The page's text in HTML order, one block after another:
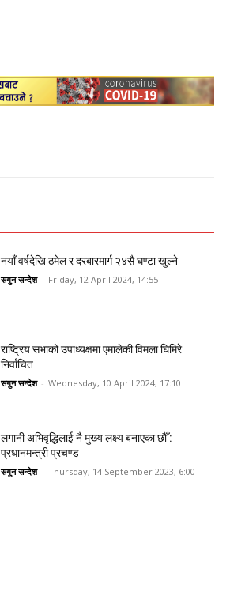
नयाँ वर्षदेखि ठमेल र दरबारमार्ग २४सै घण्टा खुल्ने
सगुन सन्देश - Friday, 12 April 2024, 14:55
राष्ट्रिय सभाको उपाध्यक्षमा एमालेकी विमला घिमिरे
निर्वाचित
सगुन सन्देश - Wednesday, 10 April 2024, 17:10
लगानी अभिवृद्धिलाई नै मुख्य लक्ष्य बनाएका छौँ :
प्रधानमन्त्री प्रचण्ड
सगुन सन्देश - Thursday, 14 September 2023, 6:00